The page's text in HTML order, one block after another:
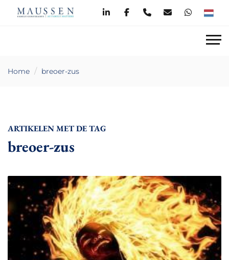
Home breoer-zus
ARTIKELEN MET DE TAG
breoer-zus